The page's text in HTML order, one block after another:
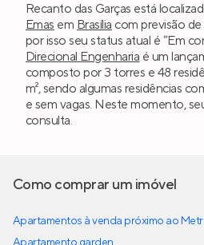
Recanto das Garças está
Emas em Brasília com previsão
por isso seu status atual é “Em
Direcional Engenharia é um
composto por 3 torres e 48
m², sendo algumas residências
e sem vagas. Neste momento,
consulta.
Como comprar um imóvel
Apartamentos à venda próximo ao